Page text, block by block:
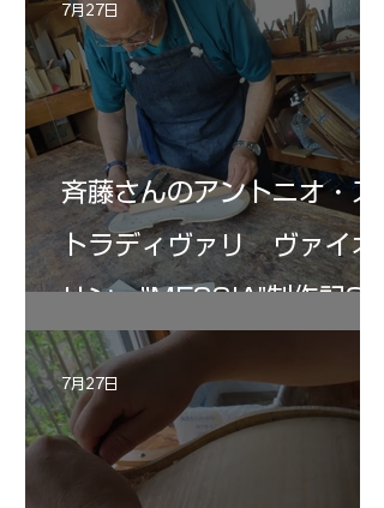
斉藤さんのアントニオ・ス
トラディヴァリ ヴァイオ
リン ”MESSIA"制作記33
7月27日
7月27日